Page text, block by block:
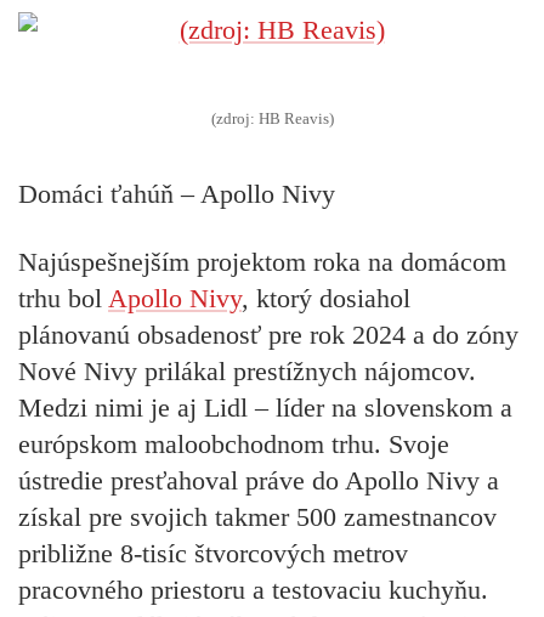
(zdroj: HB Reavis)
Domáci ťahúň – Apollo Nivy
Najúspešnejším projektom roka na domácom
trhu bol Apollo Nivy, ktorý dosiahol
plánovanú obsadenosť pre rok 2024 a do zóny
Nové Nivy prilákal prestížnych nájomcov.
Medzi nimi je aj Lidl – líder na slovenskom a
európskom maloobchodnom trhu. Svoje
ústredie presťahoval práve do Apollo Nivy a
získal pre svojich takmer 500 zamestnancov
približne 8-tisíc štvorcových metrov
pracovného priestoru a testovaciu kuchyňu.